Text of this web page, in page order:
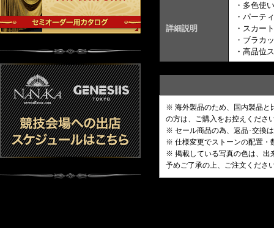
詳細説明
・多色使
・パーテ
・スカー
・ブラカ
・高品位
※ 海外製品のため、国内製品と
の方は、ご購入をお控えくださ
※ セール商品の為、返品･交換
※ 仕様変更でストーンの配置・
※ 掲載している写真の色は、出
予めご了承の上、ご注文くださ